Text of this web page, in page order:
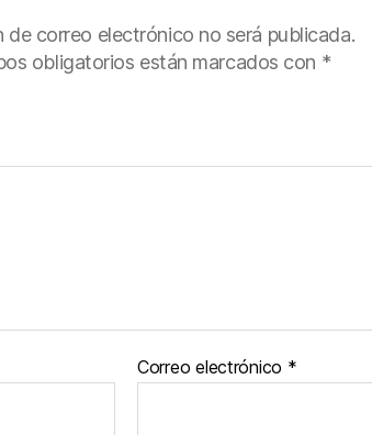
de correo electrónico no será publicada.
obligatorios están marcados con *
Correo electrónico *